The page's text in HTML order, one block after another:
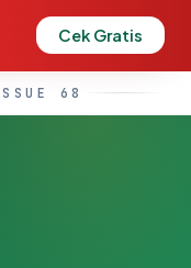
Cek Gratis
68